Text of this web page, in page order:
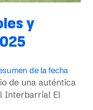
y
de la fecha
de una auténtica
Interbarrial El